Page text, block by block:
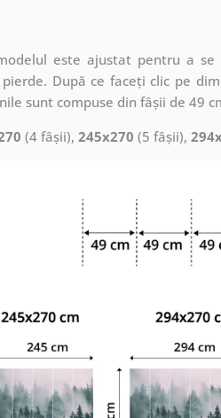
este ajustat pentru a se
După ce faceți clic pe
sunt compuse din fâșii de 49
(4 fâșii), 245x270 (5 fâșii),